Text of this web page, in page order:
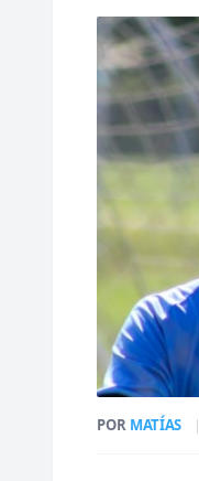
POR MATÍAS |